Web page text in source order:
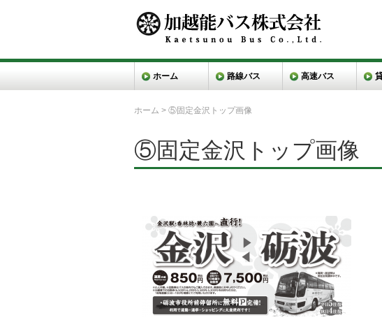
ホーム 路線バス 高速バス
ホーム > ⑤固定金沢トップ画像
⑤固定金沢トップ画像